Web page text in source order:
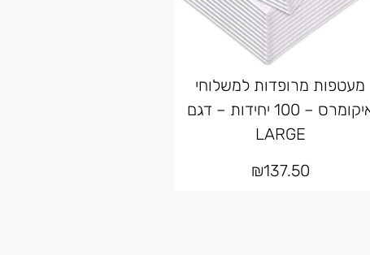
מעטפות מרופדות למשלוחי
איקומרס – 100 יחידות – דגם
LARGE
₪137.50